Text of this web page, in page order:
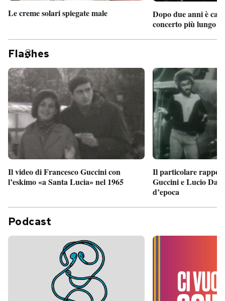
Le creme solari spiegate male
Dopo due anni è
concerto più lungo
Fla hes
Il video di Francesco Guccini con
l’eskimo «a Santa Lucia» nel 1965
Il particolare
Guccini e Lucio
d’epoca
Podcast